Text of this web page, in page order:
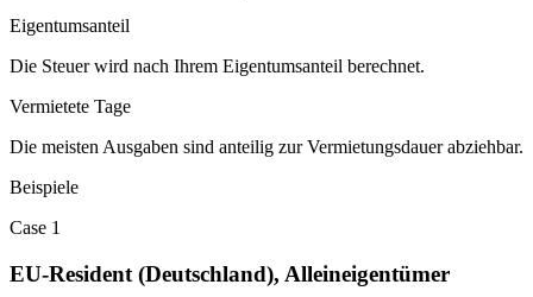
Eigentumsanteil
Die Steuer wird nach Ihrem Eigentumsanteil berechnet.
Vermietete Tage
Die meisten Ausgaben sind anteilig zur Vermietungsdauer abziehbar.
Beispiele
Case 1
EU-Resident (Deutschland), Alleineigentümer